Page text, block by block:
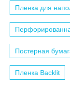
Пленка для
Постерная
Пленка Backlit